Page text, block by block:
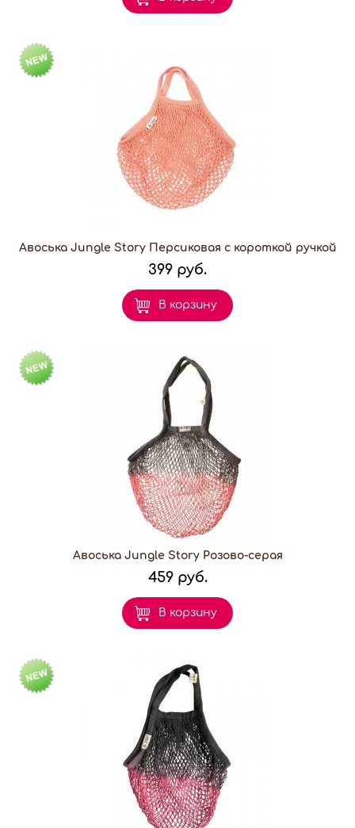
Авоська Jungle Story Персиковая с короткой ручкой
399 руб.
В корзину
Авоська Jungle Story Розово-серая
459 руб.
В корзину